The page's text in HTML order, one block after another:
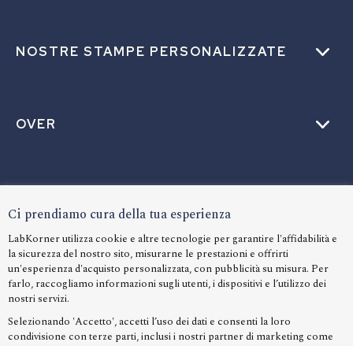
NOSTRE STAMPE PERSONALIZZATE
OVER
LINGUA
Ci prendiamo cura della tua esperienza
LabKorner utilizza cookie e altre tecnologie per garantire l'affidabilità e
la sicurezza del nostro sito, misurarne le prestazioni e offrirti
un'esperienza d'acquisto personalizzata, con pubblicità su misura. Per
farlo, raccogliamo informazioni sugli utenti, i dispositivi e l’utilizzo dei
nostri servizi.
Selezionando 'Accetto', accetti l’uso dei dati e consenti la loro
condivisione con terze parti, inclusi i nostri partner di marketing come